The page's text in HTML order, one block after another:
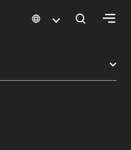
Direktori Toko Shop Detail